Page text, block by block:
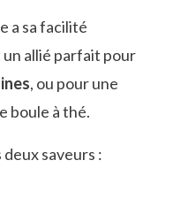
a sa facilité
un allié parfait pour
, ou pour une
boule à thé.
saveurs :